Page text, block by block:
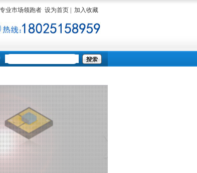
业市场领跑者 设为首页 加入收藏